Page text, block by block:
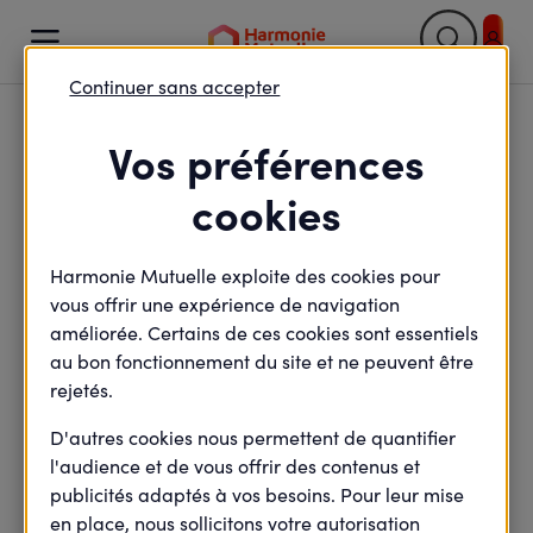

Tout comprendre à la
Garantie Accidents de
la Vie
Mis à jour le4 décembre 2024
Vos préférences
cookies
Harmonie Mutuelle exploite des cookies pour
vous offrir une expérience de navigation
améliorée. Certains de ces cookies sont essentiels
au bon fonctionnement du site et ne peuvent être
rejetés.
D'autres cookies nous permettent de quantifier
l'audience et de vous offrir des contenus et
publicités adaptés à vos besoins. Pour leur mise
en place, nous sollicitons votre autorisation
Continuer sans accepter